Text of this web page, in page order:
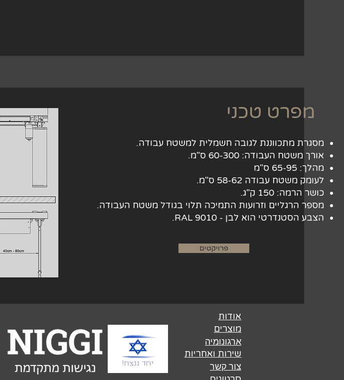
מפרט טכני
מסגרת מתכווננת לגובה חשמלית למשטח עבודה.
אורך משטח העבודה: 60-300 ס"מ.
מהלך: 65-95 ס"מ
לעומק משטח עבודה 58-62 ס"מ.
כושר הרמה: 150 ק"ג.
מספר הרגליים וזרועות התמיכה תלוי בגודל משטח העבודה.
הצבע הסטנדרטי הוא לבן - RAL 9010.
פרויקטים
אודות
מוצרים
ארגונומיה
שירות ואחריות
צור קשר